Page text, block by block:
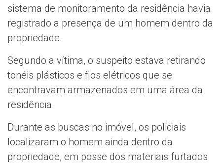
sistema de monitoramento da residência havia
registrado a presença de um homem dentro da
propriedade.
Segundo a vítima, o suspeito estava retirando
tonéis plásticos e fios elétricos que se
encontravam armazenados em uma área da
residência.
Durante as buscas no imóvel, os policiais
localizaram o homem ainda dentro da
propriedade, em posse dos materiais furtados